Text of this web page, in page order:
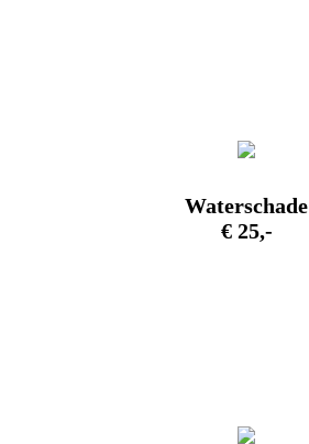
Waterschade
€ 25,-